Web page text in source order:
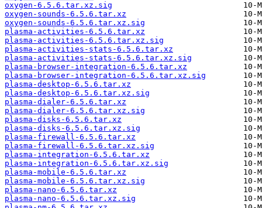
oxygen-6.5.6.tar.xz.sig
oxygen-sounds-6.5.6.tar.xz
oxygen-sounds-6.5.6.tar.xz.sig
plasma-activities-6.5.6.tar.xz
plasma-activities-6.5.6.tar.xz.sig
plasma-activities-stats-6.5.6.tar.xz
plasma-activities-stats-6.5.6.tar.xz.sig
plasma-browser-integration-6.5.6.tar.xz
plasma-browser-integration-6.5.6.tar.xz.sig
plasma-desktop-6.5.6.tar.xz
plasma-desktop-6.5.6.tar.xz.sig
plasma-dialer-6.5.6.tar.xz
plasma-dialer-6.5.6.tar.xz.sig
plasma-disks-6.5.6.tar.xz
plasma-disks-6.5.6.tar.xz.sig
plasma-firewall-6.5.6.tar.xz
plasma-firewall-6.5.6.tar.xz.sig
plasma-integration-6.5.6.tar.xz
plasma-integration-6.5.6.tar.xz.sig
plasma-mobile-6.5.6.tar.xz
plasma-mobile-6.5.6.tar.xz.sig
plasma-nano-6.5.6.tar.xz
plasma-nano-6.5.6.tar.xz.sig